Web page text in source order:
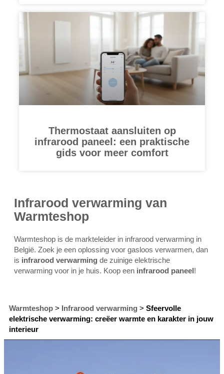
Thermostaat aansluiten op
infrarood paneel: een praktische
gids voor meer comfort
Infrarood verwarming van
Warmteshop
Warmteshop is de markteleider in infrarood verwarming in
België. Zoek je een oplossing voor gasloos verwarmen, dan
is infrarood verwarming de zuinige elektrische
verwarming voor in je huis. Koop een infrarood paneel!
Warmteshop > Infrarood verwarming > Sfeervolle
elektrische verwarming: creëer warmte en karakter in jouw
interieur